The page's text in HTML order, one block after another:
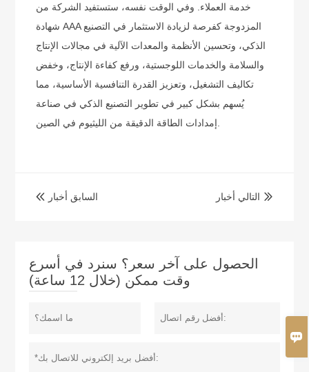

خدمة العملاء. وفي الوقت نفسه، ستستفيد الشركة من
شهادة AAA المزدوجة كفرصة لزيادة الاستثمار في التصنيع
الذكي، وتحسين الأنظمة والمعدات الآلية في مجالات الإنتاج
والسلامة والخدمات اللوجستية، ورفع كفاءة الإنتاج، وخفض
تكاليف التشغيل، وتعزيز القدرة التنافسية الأساسية، مما
يُسهم بشكل كبير في تطوير التصنيع الذكي في صناعة
 السابق أخبار  التالي أخبار
الحصول على آخر سعر؟ سنرد في أسرع
وقت ممكن (خلال 12 ساعة)